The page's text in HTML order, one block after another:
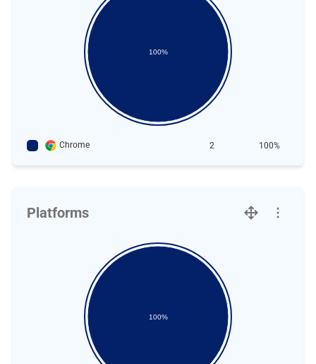
100%
Chrome 2 100%
Platforms
100%